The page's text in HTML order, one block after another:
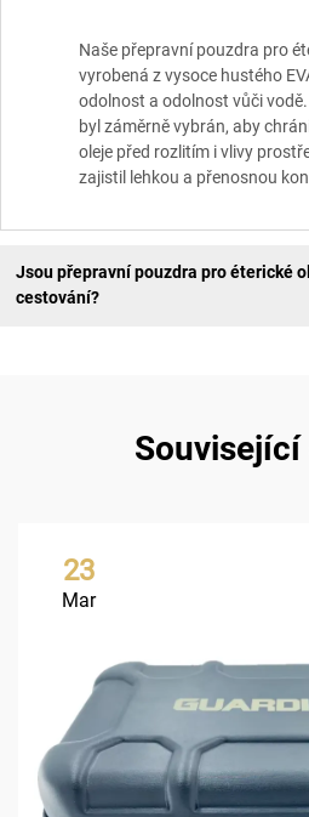
Naše přepravní pouzdra pro
vyrobená z vysoce hustého
odolnost a odolnost vůči vodě.
byl záměrně vybrán, aby
oleje před rozlitím i vlivy
zajistil lehkou a přenosnou
Jsou přepravní pouzdra pro éterické
cestování?
Související
23
Mar